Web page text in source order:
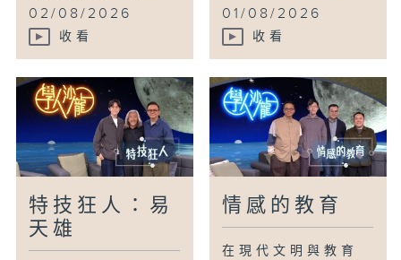
02/08/2026
收看
01/08/2026
收看
特技狂人：易
天雄
情感的教育
在現代文明與教育